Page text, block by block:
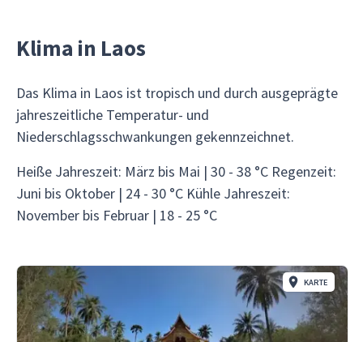
Klima in Laos
Das Klima in Laos ist tropisch und durch ausgeprägte
jahreszeitliche Temperatur- und
Niederschlagsschwankungen gekennzeichnet.
Heiße Jahreszeit: März bis Mai | 30 - 38 °C Regenzeit:
Juni bis Oktober | 24 - 30 °C Kühle Jahreszeit:
November bis Februar | 18 - 25 °C
KARTE